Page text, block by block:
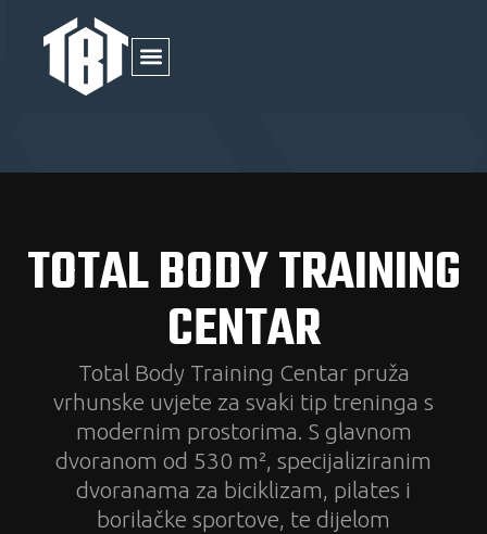
TOTAL BODY TRAINING
CENTAR
Total Body Training Centar pruža
vrhunske uvjete za svaki tip treninga s
modernim prostorima. S glavnom
dvoranom od 530 m², specijaliziranim
dvoranama za biciklizam, pilates i
borilačke sportove, te dijelom